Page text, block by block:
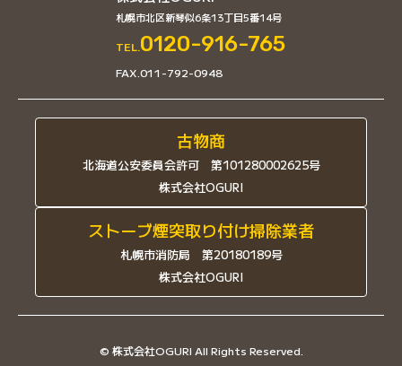
札幌市北区新琴似6条13丁目5番14号
TEL.0120-916-765
FAX.011-792-0948
古物商
北海道公安委員会許可 第101280002625号
株式会社OGURI
ストーブ煙突取り付け掃除業者
札幌市消防局 第20180189号
株式会社OGURI
© 株式会社OGURI All Rights Reserved.